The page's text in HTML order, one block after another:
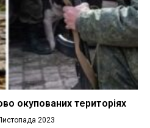
окупованих територіях
2023